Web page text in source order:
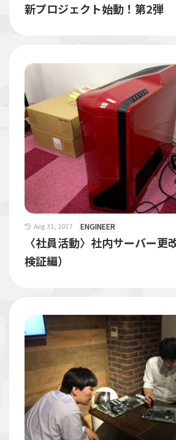
新プロジェクト始動！第2弾
Aug 31, 2017 ENGINEER
〈社員活動〉社内サーバー更
検証編）